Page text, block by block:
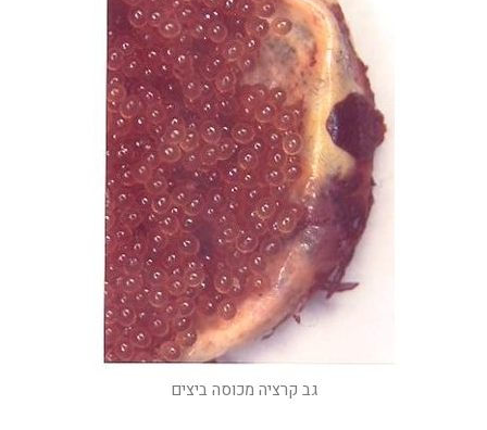
גב קרציה מכוסה ביצים